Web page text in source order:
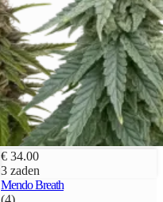
€ 34.00
3 zaden
Mendo Breath
(4)